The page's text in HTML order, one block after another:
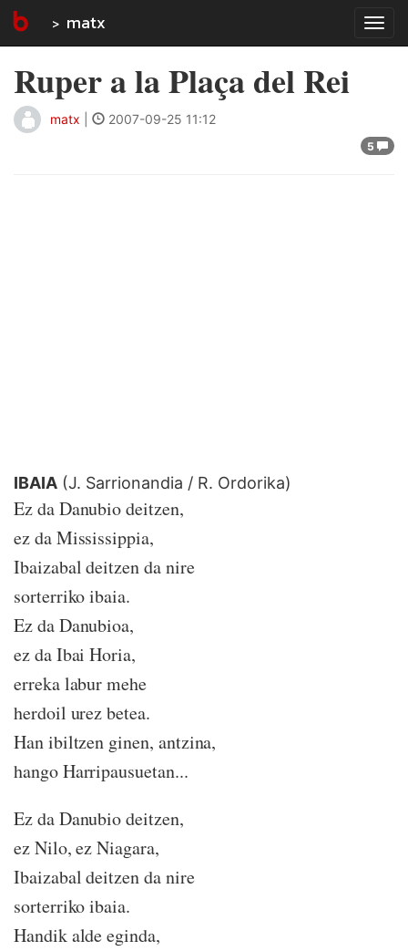
matx
Ruper a la Plaça del Rei
matx 2007-09-25 11:12
5
IBAIA (J. Sarrionandia / R. Ordorika)
Ez da Danubio deitzen,
ez da Mississippia,
Ibaizabal deitzen da nire
sorterriko ibaia.
Ez da Danubioa,
ez da Ibai Horia,
erreka labur mehe
herdoil urez betea.
Han ibiltzen ginen, antzina,
hango Harripausuetan...
Ez da Danubio deitzen,
ez Nilo, ez Niagara,
Ibaizabal deitzen da nire
sorterriko ibaia.
Handik alde eginda,